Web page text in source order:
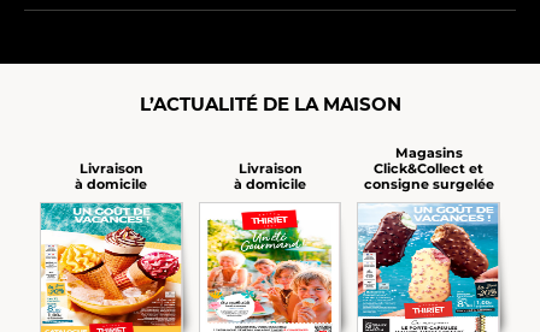
L’ACTUALITÉ DE LA MAISON
Livraison
à domicile
Livraison
à domicile
Magasins
Click&Collect et
consigne surgelée